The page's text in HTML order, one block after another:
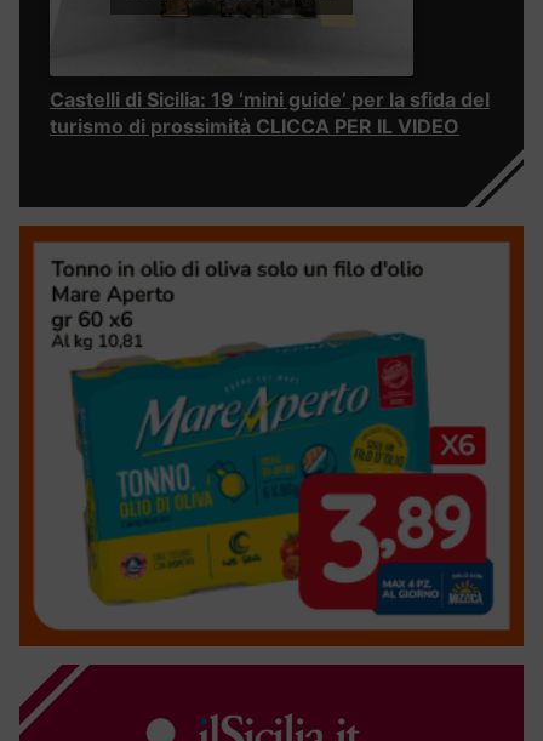
Castelli di Sicilia: 19 ‘mini guide’ per la sfida del
turismo di prossimità CLICCA PER IL VIDEO